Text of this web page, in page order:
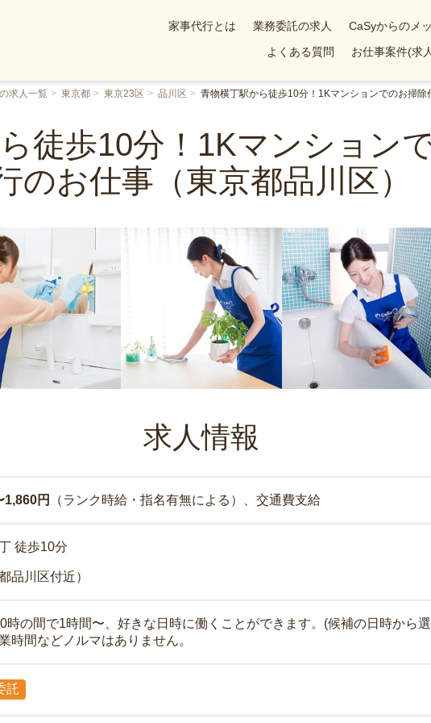
家事代行とは 業務委託の求人 CaSyからのメ
よくある質問
お仕事案件(求
求人一覧 東京都 東京23区 品川区 青物横丁駅から徒歩10分！1Kマンションでのお掃除
徒歩10分！1Kマンション
のお仕事（東京都品川区）
求人情報
1,860円 （ランク時給・指名有無による）、交通費支給
徒歩10分
品川区付近）
時の間で1時間〜、好きな日時に働くことができます。(候補の日時から
時間などノルマはありません。
託